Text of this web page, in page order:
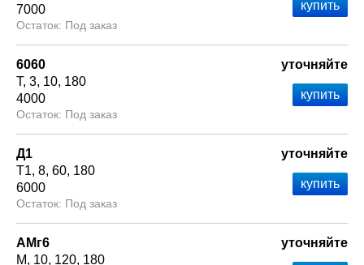
7000
Под заказ
6060
Т 3 10 180
4000
Под заказ
уточняйте
Д1
Т1 8 60 180
6000
Под заказ
уточняйте
АМг6
М
10 120 180
уточняйте